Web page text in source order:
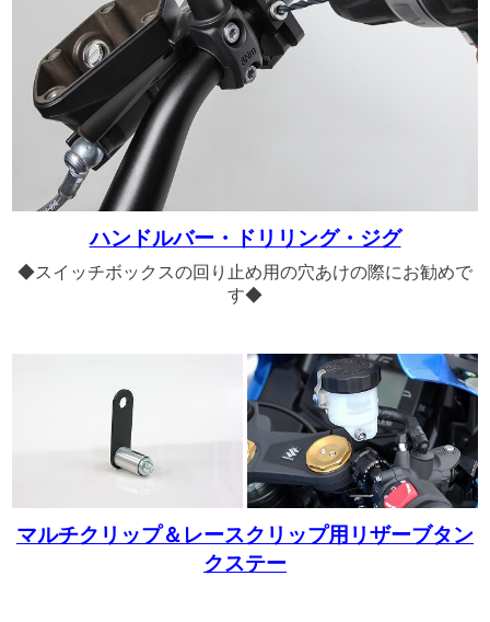
ハンドルバー・ドリリング・ジグ
◆スイッチボックスの回り止め用の穴あけの際にお勧めで
す◆
マルチクリップ＆レースクリップ用リザーブタン
クステー